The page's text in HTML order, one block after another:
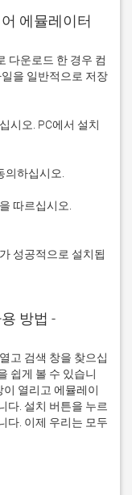
에뮬레이터
다운로드 한 경우 컴
을 일반적으로 저장
방법 -
고 검색 창을 찾으십
쉽게 볼 수 있습니
열리고 에뮬레이
다. 설치 버튼을 누르
다. 이제 우리는 모두